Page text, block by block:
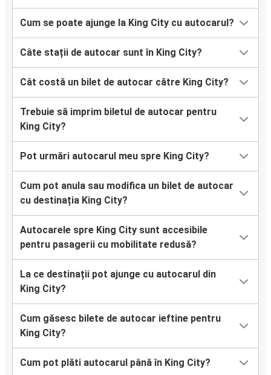
Cum se poate ajunge la King City cu autocarul?
Câte stații de autocar sunt în King City?
Cât costă un bilet de autocar către King City?
Trebuie să imprim biletul de autocar pentru
King City?
Pot urmări autocarul meu spre King City?
Cum pot anula sau modifica un bilet de autocar
cu destinația King City?
Autocarele spre King City sunt accesibile
pentru pasagerii cu mobilitate redusă?
La ce destinații pot ajunge cu autocarul din
King City?
Cum găsesc bilete de autocar ieftine pentru
King City?
Cum pot plăti autocarul până în King City?